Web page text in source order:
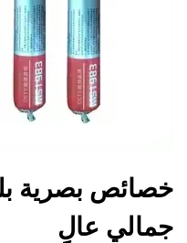
خصائص بصرية
جمالي عالٍ